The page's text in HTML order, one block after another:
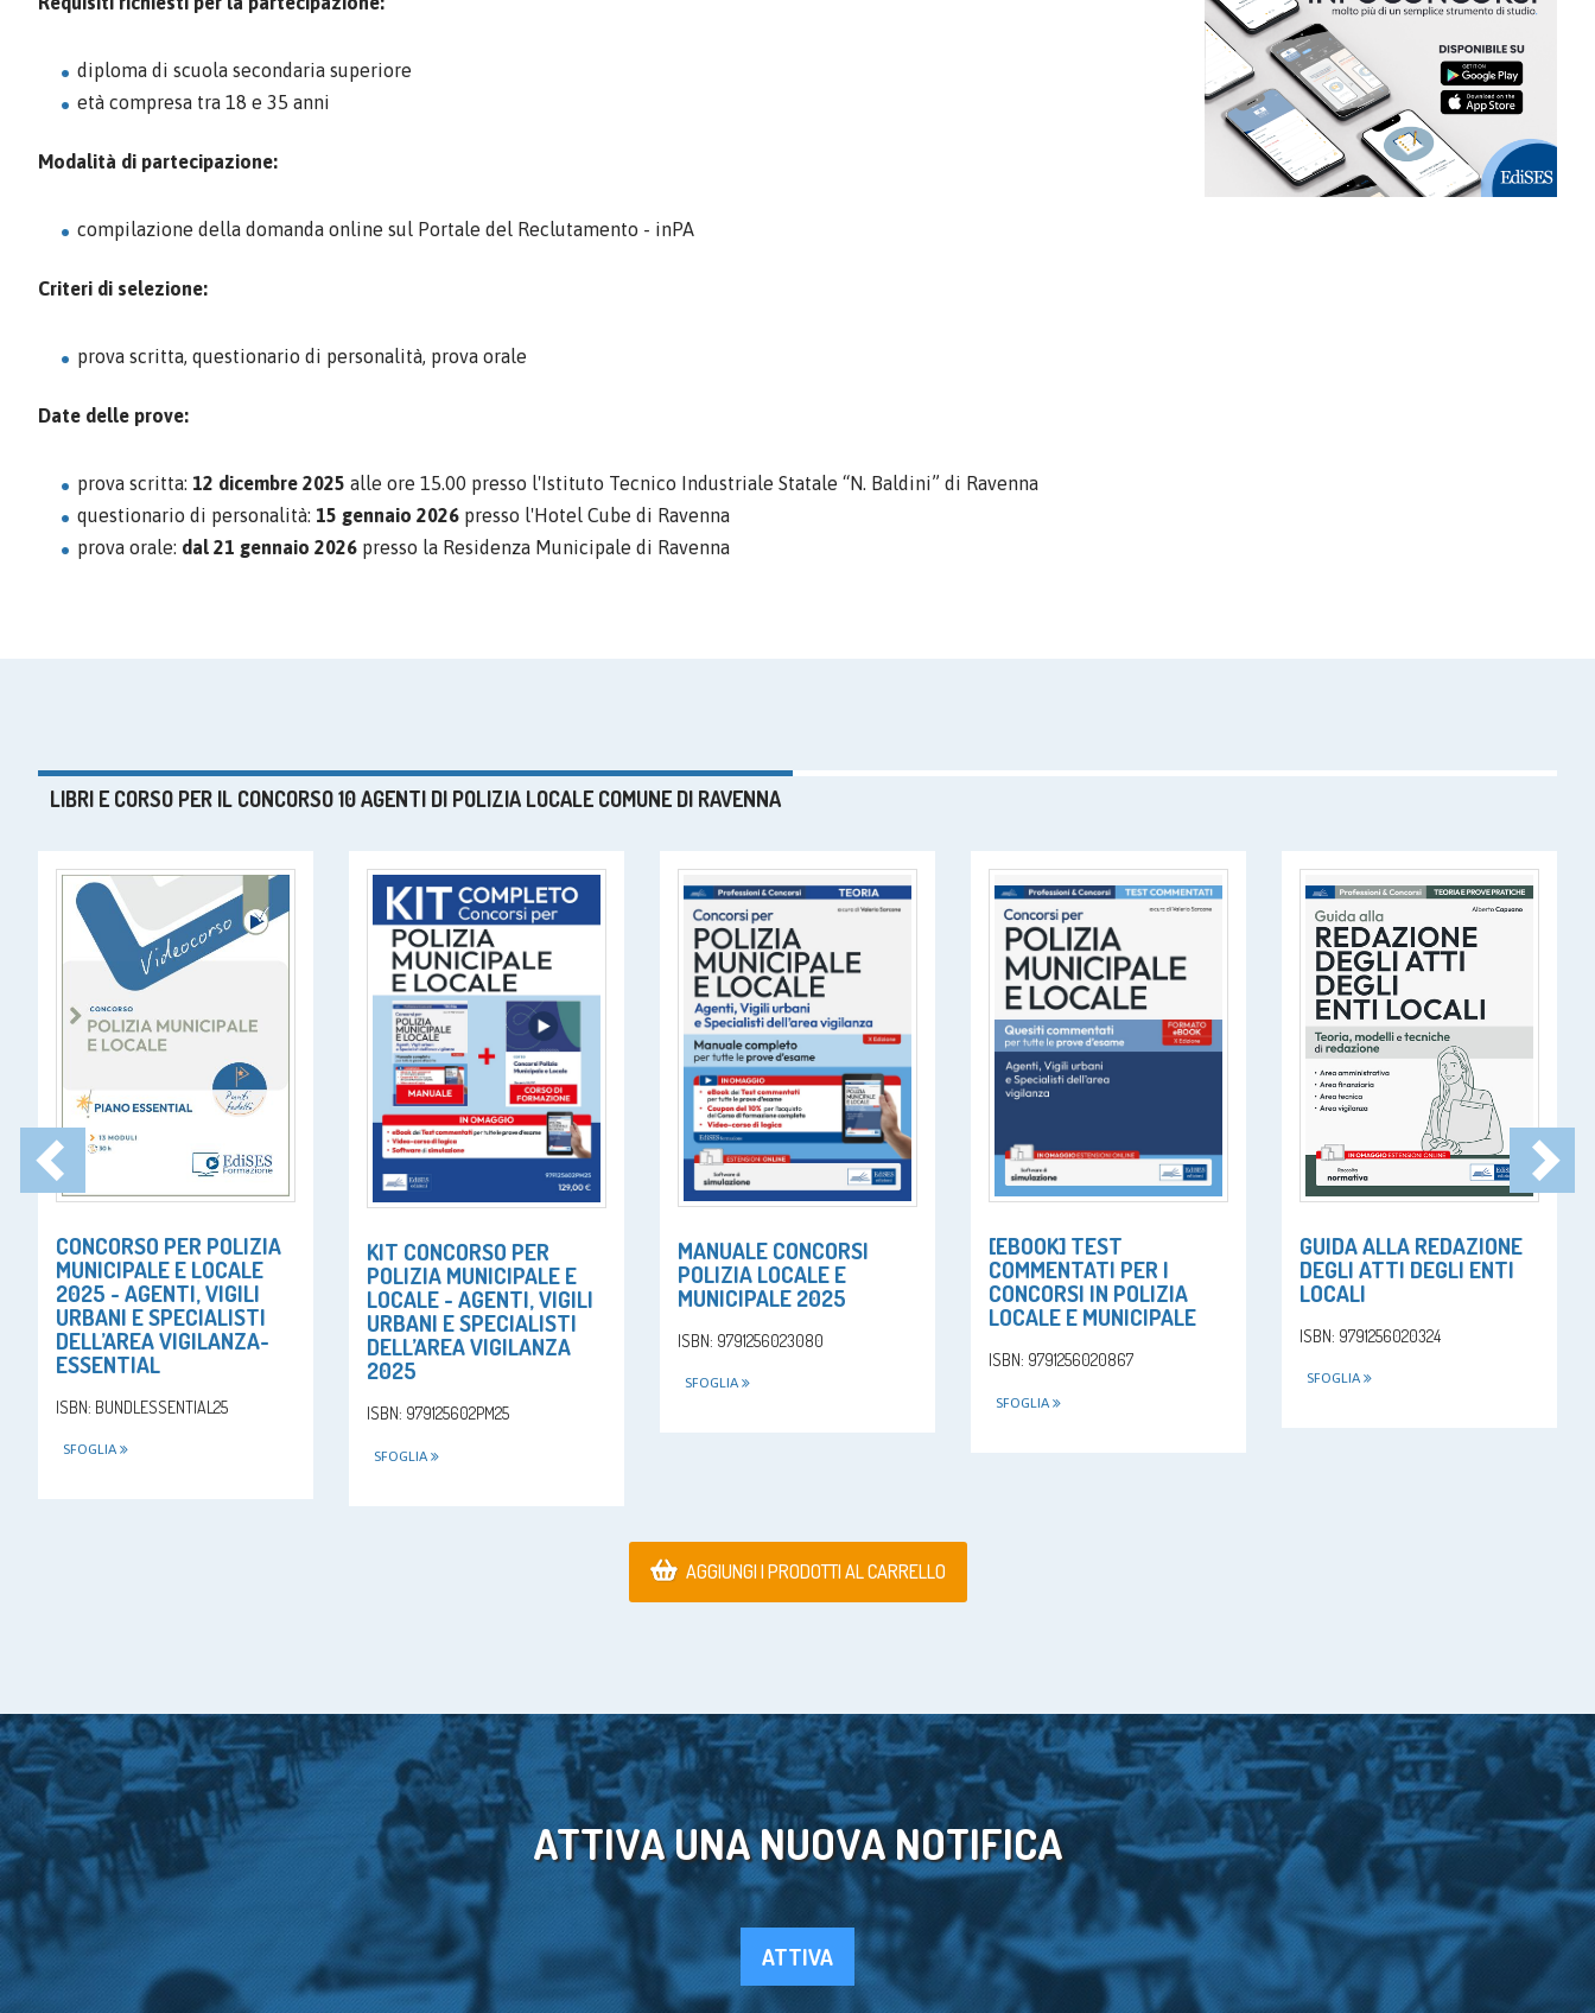
diploma di scuola secondaria superiore
età compresa tra 18 e 35 anni
Modalità di partecipazione:
compilazione della domanda online sul Portale del Reclutamento - inPA
Criteri di selezione:
prova scritta, questionario di personalità, prova orale
Date delle prove:
prova scritta: 12 dicembre 2025 alle ore 15.00 presso l'Istituto Tecnico Industriale Statale “N. Baldini” di Ravenna
questionario di personalità: 15 gennaio 2026 presso l'Hotel Cube di Ravenna
prova orale: dal 21 gennaio 2026 presso la Residenza Municipale di Ravenna
LIBRI E CORSO PER IL CONCORSO 10 AGENTI DI POLIZIA LOCALE COMUNE DI RAVENNA
CONCORSO PER POLIZIA
MUNICIPALE E LOCALE
2025 - AGENTI, VIGILI
URBANI E SPECIALISTI
DELL’AREA VIGILANZA-
ESSENTIAL
ISBN: BUNDLESSENTIAL25
SFOGLIA
KIT CONCORSO PER
POLIZIA MUNICIPALE E
LOCALE - AGENTI, VIGILI
URBANI E SPECIALISTI
DELL’AREA VIGILANZA
2025
ISBN: 979125602PM25
SFOGLIA
MANUALE CONCORSI
POLIZIA LOCALE E
MUNICIPALE 2025
ISBN: 9791256023080
SFOGLIA
[EBOOK] TEST
COMMENTATI PER I
CONCORSI IN POLIZIA
LOCALE E MUNICIPALE
ISBN: 9791256020867
SFOGLIA
GUIDA ALLA REDAZIONE
DEGLI ATTI DEGLI ENTI
LOCALI
ISBN: 9791256020324
SFOGLIA
AGGIUNGI I PRODOTTI AL CARRELLO
ATTIVA UNA NUOVA NOTIFICA
ATTIVA